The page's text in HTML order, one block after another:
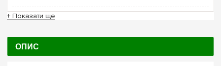
+ Показати ще
ОПИС